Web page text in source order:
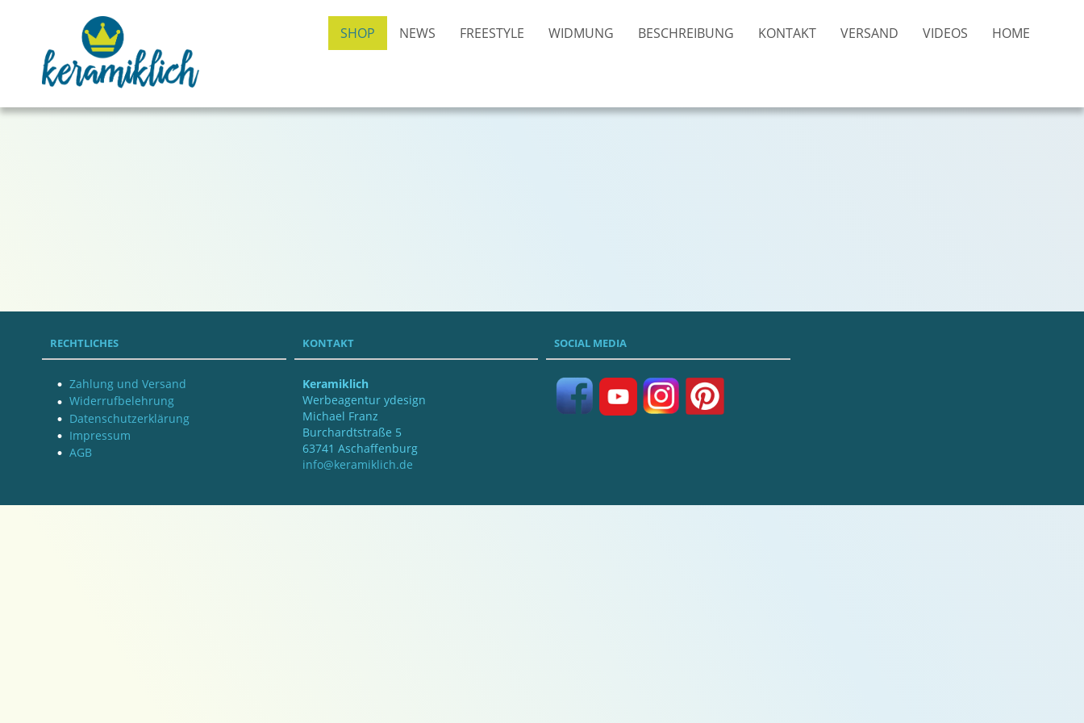
SHOP NEWS FREESTYLE WIDMUNG BESCHREIBUNG KONTAKT VERSAND VIDEOS HOME
RECHTLICHES
Zahlung und Versand
Widerrufbelehrung
Datenschutzerklärung
Impressum
AGB
KONTAKT
Keramiklich
Werbeagentur ydesign
Michael Franz
Burchardtstraße 5
63741 Aschaffenburg
info@keramiklich.de
SOCIAL MEDIA